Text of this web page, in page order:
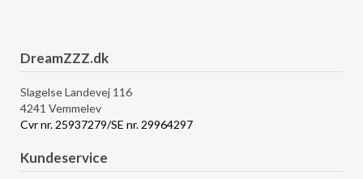
DreamZZZ.dk
Slagelse Landevej 116
4241 Vemmelev
Cvr nr. 25937279/SE nr. 29964297
Kundeservice